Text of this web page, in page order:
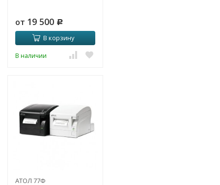
от 19 500 Р
В корзину
В наличии
АТОЛ 77Ф